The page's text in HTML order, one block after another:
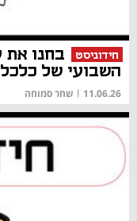
חידוניסט
בחנו את
השבועי של
11.06.26
| שחר סמוחה